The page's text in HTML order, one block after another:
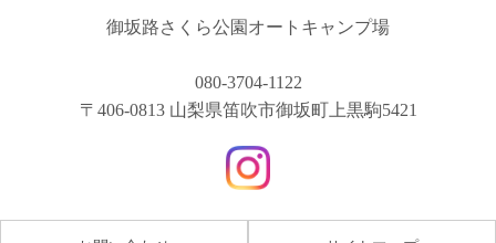
御坂路さくら公園オートキャンプ場
080-3704-1122
〒406-0813 山梨県笛吹市御坂町上黒駒5421